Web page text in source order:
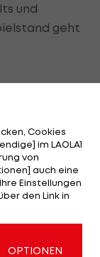
und
geht
doch die
machen
Bourque eine
und die
Cookies
im LAOLA1
von
auch eine
Einstellungen
den Link in
OPTIONEN